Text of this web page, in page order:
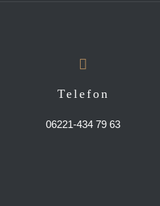
Telefon
06221-434 79 63